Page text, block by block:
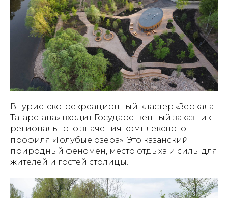
В туристско-рекреационный кластер «Зеркала
Татарстана» входит Государственный заказник
регионального значения комплексного
профиля «Голубые озера». Это казанский
природный феномен, место отдыха и силы для
жителей и гостей столицы.